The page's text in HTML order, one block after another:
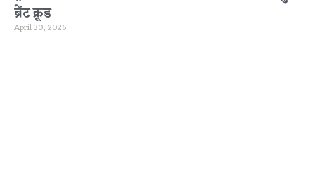
ब्रेंट क्रूड
April 30, 2026